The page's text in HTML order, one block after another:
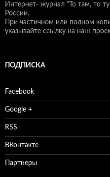
Интернет- журнал "То там, то
России.
При частичном или полном
указывайте ссылку на наш
ПОДПИСКА
Facebook
Google +
RSS
ВКонтакте
Партнеры